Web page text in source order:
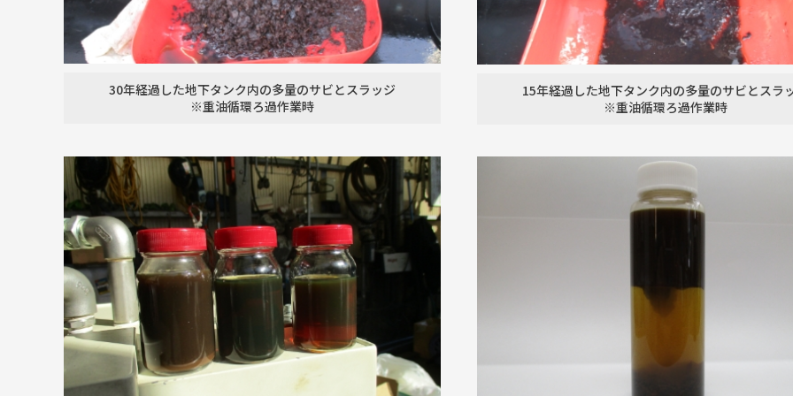
30年経過した地下タンク内の多量のサビとスラッジ
※重油循環ろ過作業時
15年経過した地下タンク内の多量のサビとスラ
※重油循環ろ過作業時